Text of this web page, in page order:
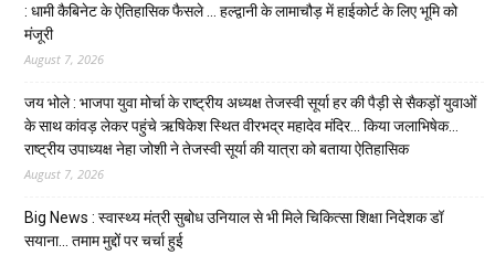
: धामी कैबिनेट के ऐतिहासिक फैसले … हल्द्वानी के लामाचौड़ में हाईकोर्ट के लिए भूमि को
मंजूरी
August 7, 2026
जय भोले : भाजपा युवा मोर्चा के राष्ट्रीय अध्यक्ष तेजस्वी सूर्या हर की पैड़ी से सैकड़ों युवाओं
के साथ कांवड़ लेकर पहुंचे ऋषिकेश स्थित वीरभद्र महादेव मंदिर… किया जलाभिषेक…
राष्ट्रीय उपाध्यक्ष नेहा जोशी ने तेजस्वी सूर्या की यात्रा को बताया ऐतिहासिक
August 7, 2026
Big News : स्वास्थ्य मंत्री सुबोध उनियाल से भी मिले चिकित्सा शिक्षा निदेशक डॉ
सयाना… तमाम मुद्दों पर चर्चा हुई